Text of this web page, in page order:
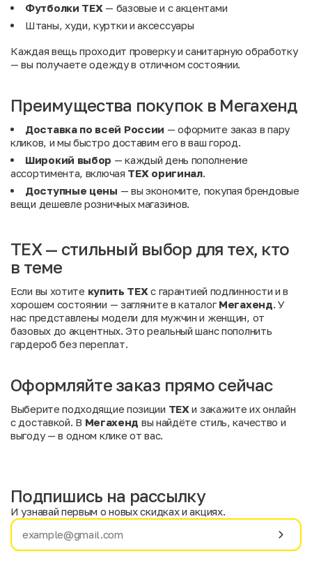
Футболки TEX— базовые и с акцентами
Штаны, худи, куртки и аксессуары
Каждая вещь проходит проверку и санитарную обработку
— вы получаете одежду в отличном состоянии.
Преимущества покупок в Мегахенд
Доставка по всей России — оформите заказ в пару
кликов, и мы быстро доставим его в ваш город.
Широкий выбор — каждый день пополнение
ассортимента, включая TEX оригинал.
Доступные цены — вы экономите, покупая брендовые
вещи дешевле розничных магазинов.
TEX — стильный выбор для тех, кто
в теме
Если вы хотите купить TEXс гарантией подлинности и в
хорошем состоянии — загляните в каталогМегахенд. У
нас представлены модели для мужчин и женщин, от
базовых до акцентных. Это реальный шанс пополнить
гардероб без переплат.
Оформляйте заказ прямо сейчас
Выберите подходящие позиции TEXи закажите их онлайн
с доставкой. В Мегахенд вы найдёте стиль, качество и
выгоду — в одном клике от вас.
Имя
Подпишись на рассылку
И узнавай первым о новых скидках и акциях.